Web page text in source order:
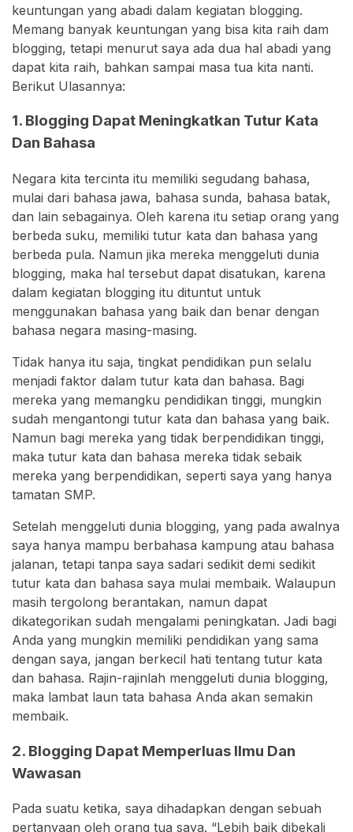
keuntungan yang abadi dalam kegiatan blogging.
Memang banyak keuntungan yang bisa kita raih dam
blogging, tetapi menurut saya ada dua hal abadi yang
dapat kita raih, bahkan sampai masa tua kita nanti.
Berikut Ulasannya:
1. Blogging Dapat Meningkatkan Tutur Kata
Dan Bahasa
Negara kita tercinta itu memiliki segudang bahasa,
mulai dari bahasa jawa, bahasa sunda, bahasa batak,
dan lain sebagainya. Oleh karena itu setiap orang yang
berbeda suku, memiliki tutur kata dan bahasa yang
berbeda pula. Namun jika mereka menggeluti dunia
blogging, maka hal tersebut dapat disatukan, karena
dalam kegiatan blogging itu dituntut untuk
menggunakan bahasa yang baik dan benar dengan
bahasa negara masing-masing.
Tidak hanya itu saja, tingkat pendidikan pun selalu
menjadi faktor dalam tutur kata dan bahasa. Bagi
mereka yang memangku pendidikan tinggi, mungkin
sudah mengantongi tutur kata dan bahasa yang baik.
Namun bagi mereka yang tidak berpendidikan tinggi,
maka tutur kata dan bahasa mereka tidak sebaik
mereka yang berpendidikan, seperti saya yang hanya
tamatan SMP.
Setelah menggeluti dunia blogging, yang pada awalnya
saya hanya mampu berbahasa kampung atau bahasa
jalanan, tetapi tanpa saya sadari sedikit demi sedikit
tutur kata dan bahasa saya mulai membaik. Walaupun
masih tergolong berantakan, namun dapat
dikategorikan sudah mengalami peningkatan. Jadi bagi
Anda yang mungkin memiliki pendidikan yang sama
dengan saya, jangan berkecil hati tentang tutur kata
dan bahasa. Rajin-rajinlah menggeluti dunia blogging,
maka lambat laun tata bahasa Anda akan semakin
membaik.
2. Blogging Dapat Memperluas Ilmu Dan
Wawasan
Pada suatu ketika, saya dihadapkan dengan sebuah
pertanyaan oleh orang tua saya. “Lebih baik dibekali